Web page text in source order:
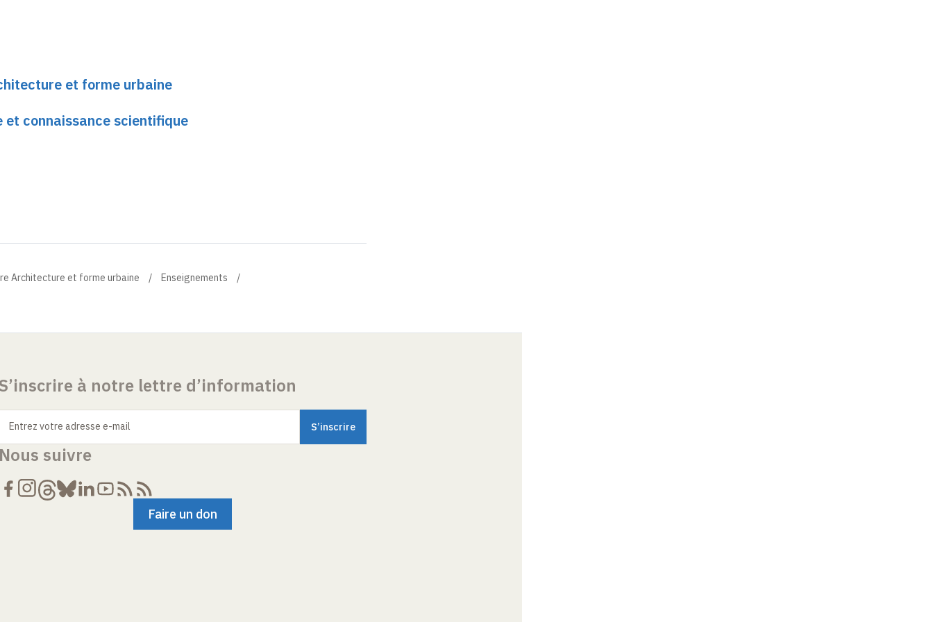
et forme urbaine
connaissance scientifique
Architecture et forme urbaine Enseignements
à notre lettre d’information
Entrez votre adresse e-mail
suivre
Faire un don